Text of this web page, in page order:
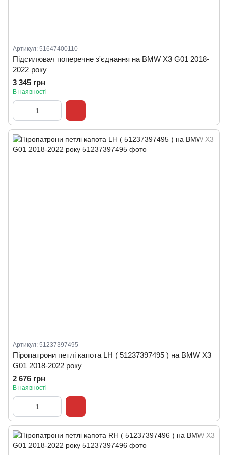
Артикул: 51647400110
Підсилювач поперечне з'єднання на BMW X3 G01 2018-
2022 року
3 345 грн
В наявності
Артикул: 51237397495
Піропатрони петлі капота LH ( 51237397495 ) на BMW X3
G01 2018-2022 року
2 676 грн
В наявності